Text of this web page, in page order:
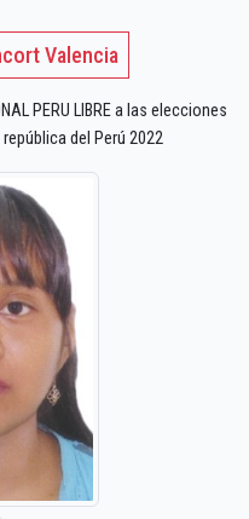
Valencia
PERU LIBRE a las elecciones
del Perú 2022